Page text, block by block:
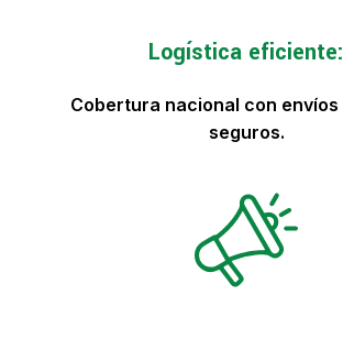
Logística eficiente:
Cobertura nacional con envíos
seguros.